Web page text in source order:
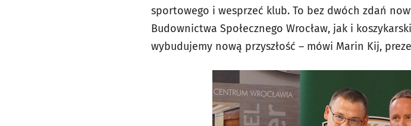
sportowego i wesprzeć klub. To bez dwóch zdań
Budownictwa Społecznego Wrocław, jak i
wybudujemy nową przyszłość – mówi Marin Kij,